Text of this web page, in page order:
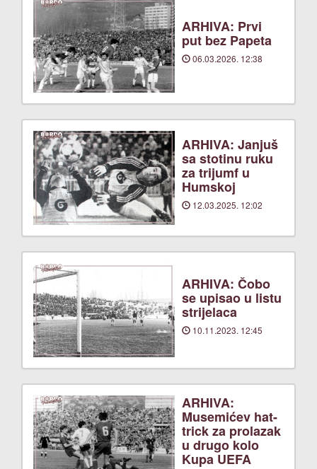
ARHIVA: Prvi
put bez Papeta
06.03.2026. 12:38
ARHIVA: Janjuš
sa stotinu ruku
za trijumf u
Humskoj
12.03.2025. 12:02
ARHIVA: Čobo
se upisao u listu
strijelaca
10.11.2023. 12:45
ARHIVA:
Musemićev hat-
trick za prolazak
u drugo kolo
Kupa UEFA